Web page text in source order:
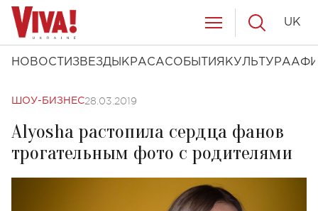
НОВОСТИ ЗВЕЗДЫ КРАСАСОБЫТИЯ КУЛЬТУРА
UK
ШОУ-БИЗНЕС28.03.2019
Alyosha растопила сердца фанов
трогательным фото с родителями